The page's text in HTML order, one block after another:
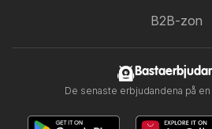
B2B-zon
De senaste erbjudandena på